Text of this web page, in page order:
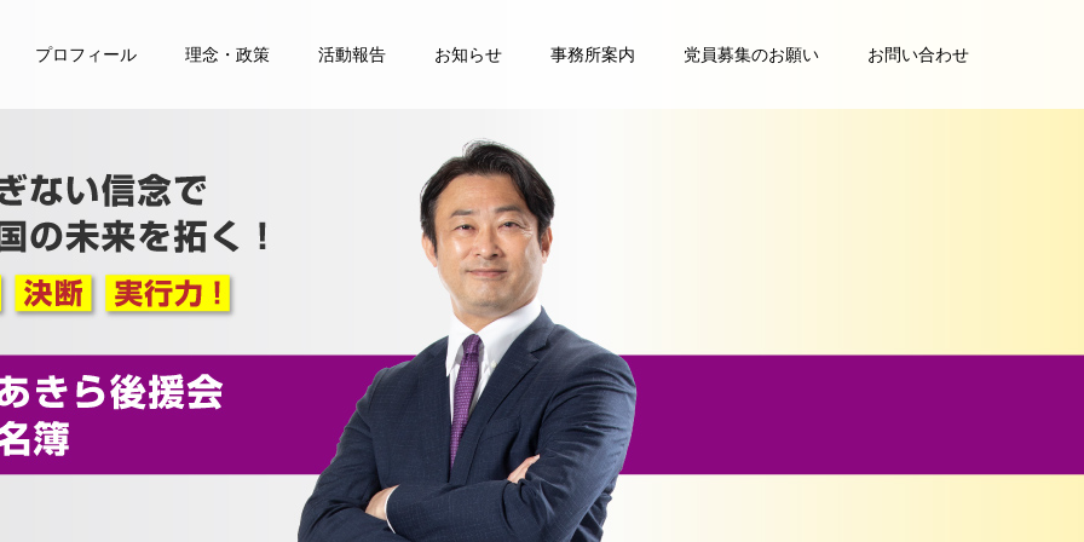
プロフィール 理念・政策 活動報告 お知らせ 事務所案内 党員募集のお願い お問い合わせ